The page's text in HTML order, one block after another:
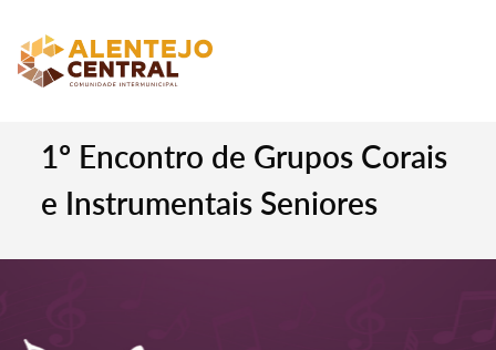
1º Encontro de Grupos Corais
e Instrumentais Seniores